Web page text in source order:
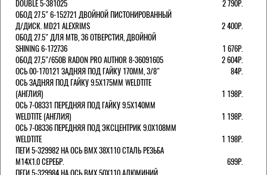
DOUBLE 5-381025
2 790Р.
ОБОД 27.5" 6-152721 ДВОЙНОЙ ПИСТОНИРОВАННЫЙ
Д/ДИСК. MD21 ALEXRIMS
2 400Р.
ОБОД 27.5" ДЛЯ MTB, 36 ОТВЕРСТИЯ, ДВОЙНОЙ
SHINING 6-172736
1 676Р.
ОБОД 27,5"/650B RADON PRO AUTHOR 8-36091605
2 604Р.
ОСЬ 00-170121 ЗАДНЯЯ ПОД ГАЙКУ 170MM, 3/8"
84Р.
ОСЬ ЗАДНЯЯ ПОД ГАЙКУ 9.5Х175ММ WELDTITE
(АНГЛИЯ)
1 198Р.
ОСЬ 7-08331 ПЕРЕДНЯЯ ПОД ГАЙКУ 9.5Х140ММ
WELDTITE (АНГЛИЯ)
1 198Р.
ОСЬ 7-08336 ПЕРЕДНЯЯ ПОД ЭКСЦЕНТРИК 9.0Х108ММ
WELDTITE
1 198Р.
ПЕГИ 5-329982 НА ОСЬ BMX 38Х110 СТАЛЬ РЕЗЬБА
М14Х1.0 СЕРЕБР.
699Р.
ПЕГИ 5-329984 НА ОСЬ BMX 50Х110 АЛЮМИНИЙ